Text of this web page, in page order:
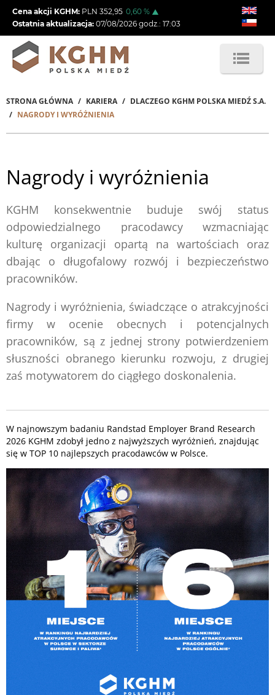
Przejdź
treści
Cena akcji KGHM: PLN 352,95 0,60 %
Ostatnia aktualizacja: 07/08/2026 godz.: 17:03
Ścieżka
nawigacyjna
STRONA GŁÓWNA KARIERA
DLACZEGO KGHM POLSKA MIEDŹ S.A.
NAGRODY I WYRÓŻNIENIA
Nagrody i wyróżnienia
KGHM konsekwentnie buduje swój status
odpowiedzialnego pracodawcy wzmacniając
kulturę organizacji opartą na wartościach oraz
dbając o długofalowy rozwój i bezpieczeństwo
pracowników.
Nagrody i wyróżnienia, świadczące o atrakcyjności
firmy w ocenie obecnych i potencjalnych
pracowników, są z jednej strony potwierdzeniem
słuszności obranego kierunku rozwoju, z drugiej
zaś motywatorem do ciągłego doskonalenia.
W najnowszym badaniu Randstad Employer Brand Research
2026 KGHM zdobył jedno z najwyższych wyróżnień, znajdując
się w TOP 10 najlepszych pracodawców w Polsce.